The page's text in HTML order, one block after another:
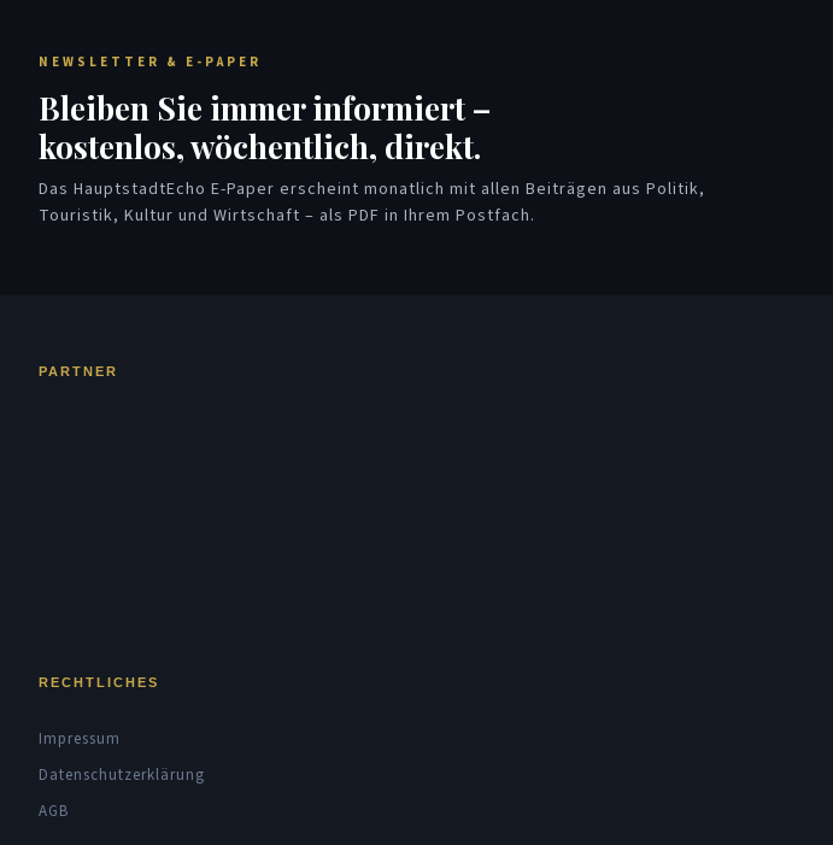
NEWSLETTER & E-PAPER
Bleiben Sie immer informiert –
kostenlos, wöchentlich, direkt.
Das HauptstadtEcho E-Paper erscheint monatlich mit allen Beiträgen aus Politik,
Touristik, Kultur und Wirtschaft – als PDF in Ihrem Postfach.
PARTNER
RECHTLICHES
Impressum
Datenschutzerklärung
AGB